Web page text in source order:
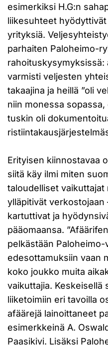
esimerkiksi H.G:n
liikesuhteet
yrityksiä.
parhaiten Paloheimo-
varmisti veljesten
takaajina ja heillä ”oli
niin monessa sopassa,
tuskin oli
Erityisen kiinnostavaa
siitä käy ilmi miten
taloudelliset vaikuttajat
ylläpitivät verkostojaan
kartuttivat ja
pääomaansa.
pelkästään
edesottamuksiin vaan
koko joukko muita
vaikuttajia. Keskeisellä
liiketoimiin eri tavoilla
afäärejä lainoittaneet
esimerkkeinä A.
Paasikivi. Lisäksi